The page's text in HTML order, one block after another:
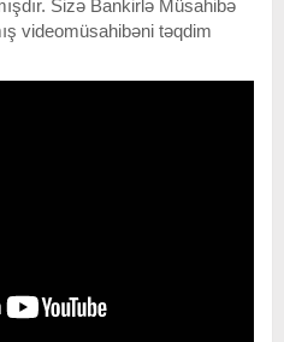
Sizə Bankirlə Müsahibə
videomüsahibəni təqdim